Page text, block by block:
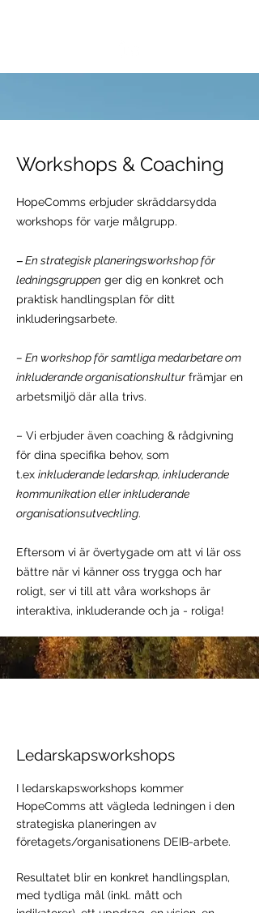
Workshops & Coaching
HopeComms erbjuder skräddarsydda
workshops för varje målgrupp.
–En strategisk planeringsworkshop för
ledningsgruppen ger dig en konkret och
praktisk handlingsplan för ditt
inkluderingsarbete.
– En workshop för samtligamedarbetare om
inkluderande organisationskultur främjar en
arbetsmiljö där alla trivs.
– Vi erbjuder även coaching & rådgivning
för dina specifika behov, som
t.ex inkluderande ledarskap, inkluderande
kommunikation eller inkluderande
organisationsutveckling.
Eftersom vi är övertygade om att vi lär oss
bättre när vi känner oss trygga och har
roligt, ser vi till att våra workshops är
interaktiva, inkluderande och ja - roliga!
Ledarskapsworkshops
I ledarskapsworkshops kommer
HopeComms att vägleda ledningen i den
strategiska planeringen av
företagets/organisationens DEIB-arbete.
Resultatet blir en konkret handlingsplan,
med tydliga mål (inkl. mått och